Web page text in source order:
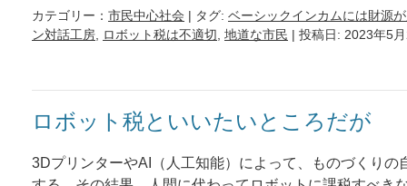
カテゴリー： 市民中心社会 | タグ: ベーシックインカムには財源
ン対話工房
ロボット税は不適切 地道な市民 | 投稿日: 2023年5
ロボット税といいたいところだが
3DプリンターやAI（人工知能）によって、ものづくりの